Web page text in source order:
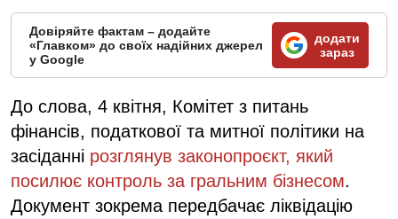
Довіряйте фактам – додайте
«Главком» до своїх надійних джерел
у Google
додати
зараз
До слова, 4 квітня, Комітет з питань
фінансів, податкової та митної політики на
засіданні розглянув законопроєкт, який
посилює контроль за гральним бізнесом.
Документ зокрема передбачає ліквідацію